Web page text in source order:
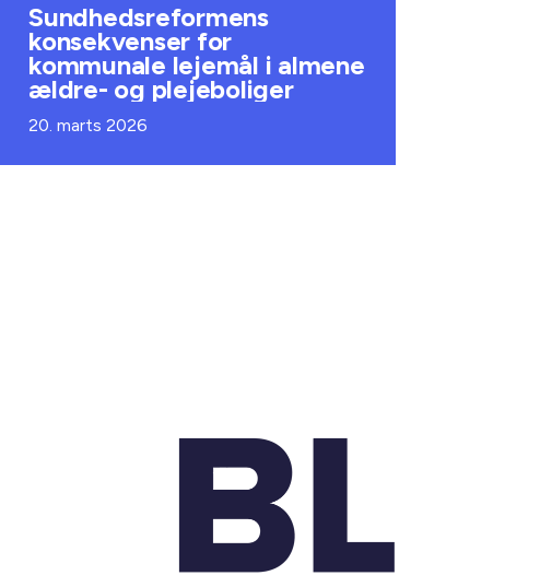
Sundhedsreformens
konsekvenser for
kommunale lejemål i almene
ældre- og plejeboliger
20. marts 2026